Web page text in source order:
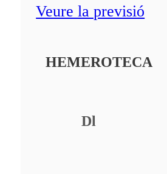
Veure la previsió
HEMEROTECA
Dl